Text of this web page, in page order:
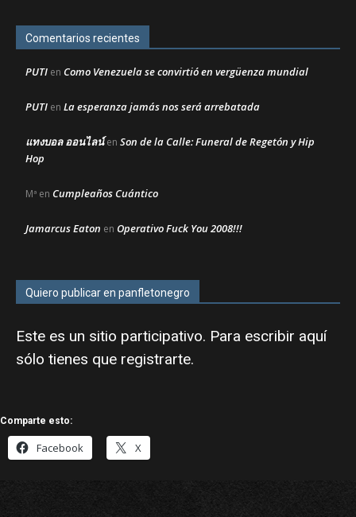
Comentarios recientes
PUTI en Como Venezuela se convirtió en vergüenza mundial
PUTI en La esperanza jamás nos será arrebatada
แทงบอล ออนไลน์en Son de la Calle: Funeral de Regetón y Hip
Hop
Mª en Cumpleaños Cuántico
Jamarcus Eaton en Operativo Fuck You 2008!!!
Quiero publicar en panfletonegro
Este es un sitio participativo. Para escribir aquí
sólo tienes que registrarte.
Comparte esto:
Facebook X